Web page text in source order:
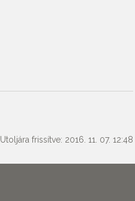
Utoljára frissítve: 2016. 11. 07. 12:48